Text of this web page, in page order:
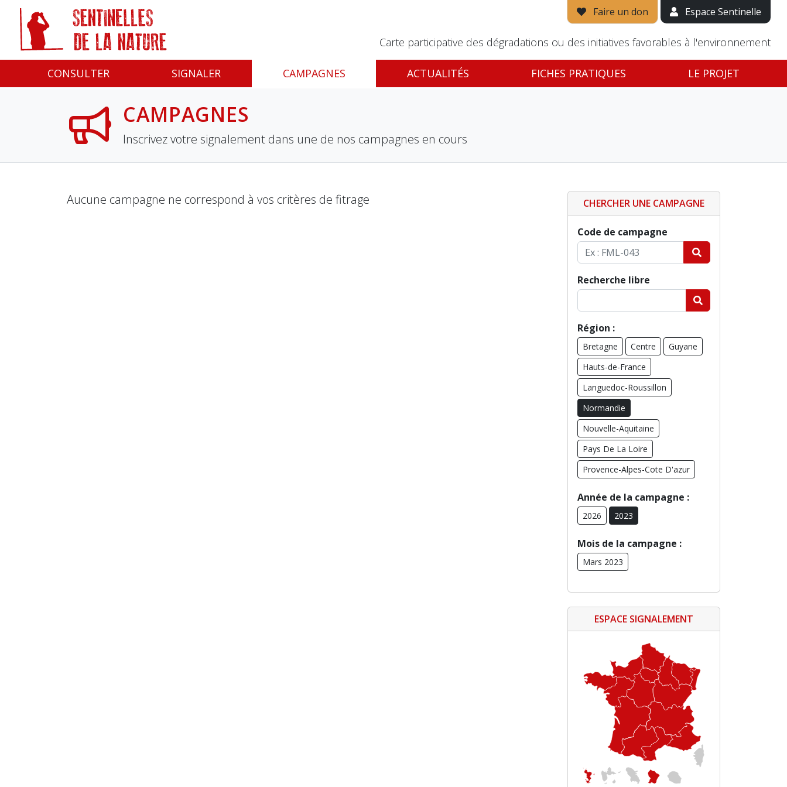
Faire un don Espace Sentinelle
Carte participative des dégradations ou des initiatives favorables à l'environnement
CONSULTER SIGNALER CAMPAGNES ACTUALITÉS FICHES PRATIQUES LE PROJET
CAMPAGNES
Inscrivez votre signalement dans une de nos campagnes en cours
Aucune campagne ne correspond à vos critères de fitrage CHERCHER UNE CAMPAGNE
Code de campagne
Recherche libre
Région :
Bretagne Centre
Guyane
Hauts-de-France
Languedoc-Roussillon
Normandie
Nouvelle-Aquitaine
Pays De La Loire
Provence-Alpes-Cote D'azur
Année de la campagne :
2026 2023
Mois de la campagne :
Mars 2023
ESPACE SIGNALEMENT
Panneau de gestion des cookies